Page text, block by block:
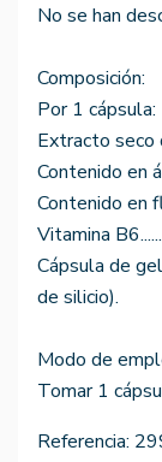
No se han
Composición:
Por 1 cápsula:
Extracto seco
Contenido en
Contenido en
Vitamina
Cápsula de
de silicio).
Modo de
Tomar 1
Referencia: